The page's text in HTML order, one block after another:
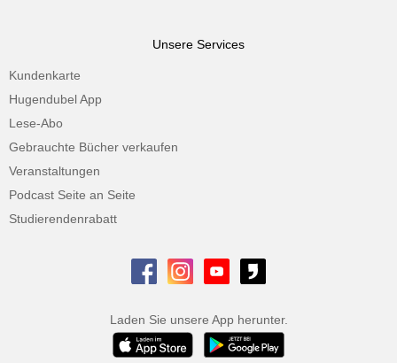
Unsere Services
Kundenkarte
Hugendubel App
Lese-Abo
Gebrauchte Bücher verkaufen
Veranstaltungen
Podcast Seite an Seite
Studierendenrabatt
Laden Sie unsere App herunter.